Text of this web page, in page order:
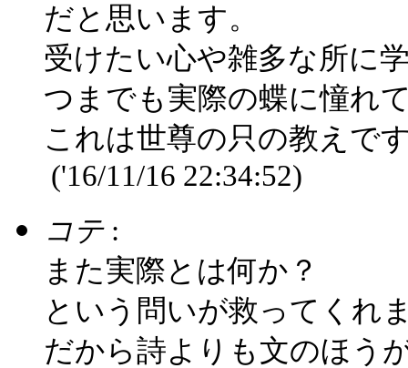
だと思います。
受けたい心や雑多な所に
つまでも実際の蝶に憧れ
これは世尊の只の教えで
('16/11/16 22:34:52)
コテ:
また実際とは何か？
という問いが救ってくれ
だから詩よりも文のほう